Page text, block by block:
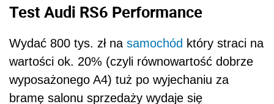
Test Audi RS6 Performance
Wydać 800 tys. zł na samochód który straci na
wartości ok. 20% (czyli równowartość dobrze
wyposażonego A4) tuż po wyjechaniu za
bramę salonu sprzedaży wydaje się